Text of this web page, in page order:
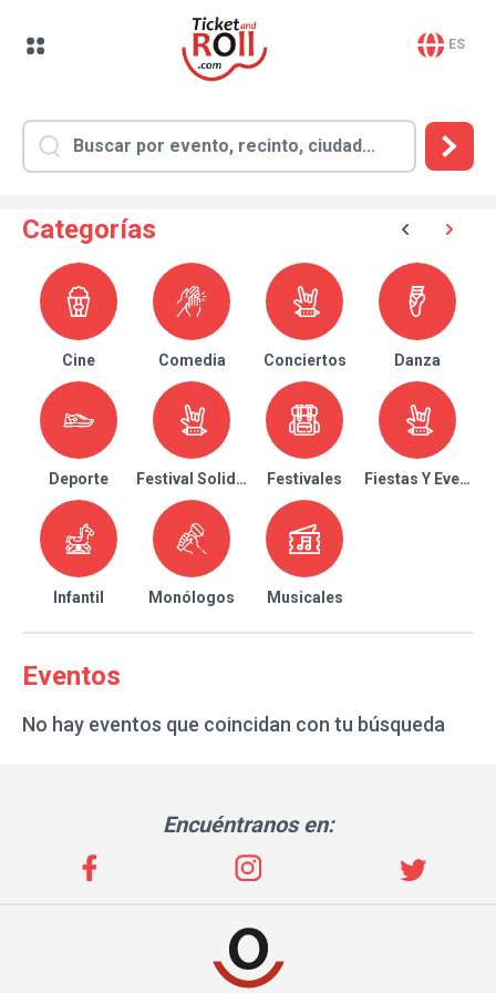
ES
Categorías
Cine Comedia Conciertos Danza
Deporte Festival Solidario Festivales Fiestas Y Eventos
Infantil Monólogos Musicales
Eventos
No hay eventos que coincidan con tu búsqueda
Encuéntranos en: